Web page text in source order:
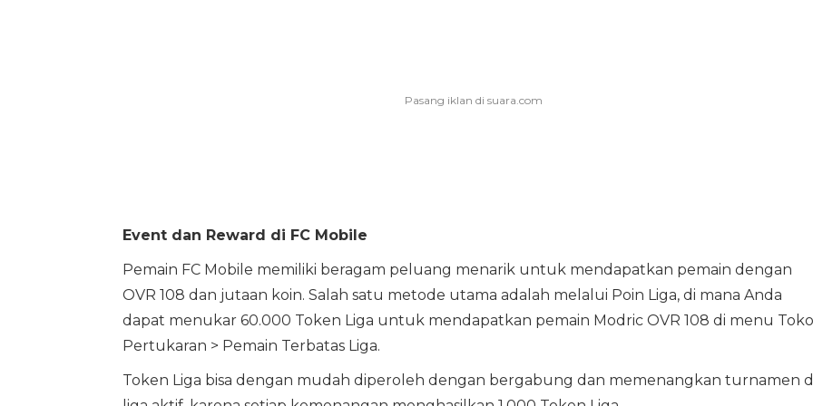
Event dan Reward di FC Mobile
Pemain FC Mobile memiliki beragam peluang menarik untuk mendapatkan pemain dengan
OVR 108 dan jutaan koin. Salah satu metode utama adalah melalui Poin Liga, di mana Anda
dapat menukar 60.000 Token Liga untuk mendapatkan pemain Modric OVR 108 di menu
Pertukaran > Pemain Terbatas Liga.
Token Liga bisa dengan mudah diperoleh dengan bergabung dan memenangkan turnamen